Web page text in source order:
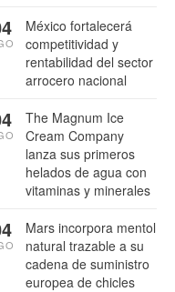
México fortalecerá
competitividad y
rentabilidad del sector
arrocero nacional
The Magnum Ice
Cream Company
lanza sus primeros
helados de agua con
vitaminas y minerales
Mars incorpora mentol
natural trazable a su
cadena de suministro
europea de chicles